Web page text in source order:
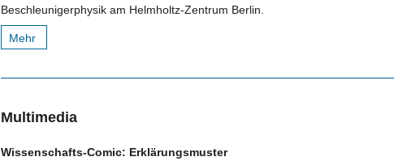
Beschleunigerphysik am Helmholtz-Zentrum Berlin.
Mehr
Multimedia
Wissenschafts-Comic: Erklärungsmuster